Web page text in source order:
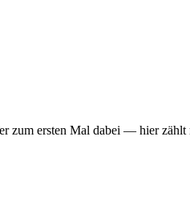
zum ersten Mal dabei — hier zählt